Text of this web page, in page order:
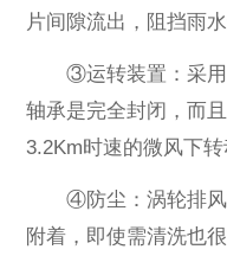
片间隙流出，阻挡雨
③运转装置：采
轴承是完全封闭，而
3.2Km时速的微风下
④防尘：涡轮排
附着，即使需清洗也